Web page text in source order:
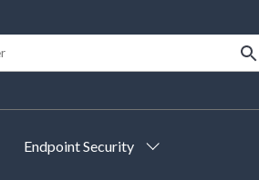
Endpoint Security